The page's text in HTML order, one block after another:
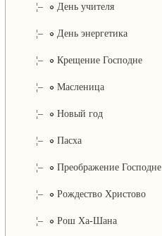
¦– День учителя
¦– День энергетика
¦– Крещение Господне
¦– Масленица
¦– Новый год
¦– Пасха
¦– Преображение Господне
¦– Рождество Христово
¦– Рош Ха-Шана